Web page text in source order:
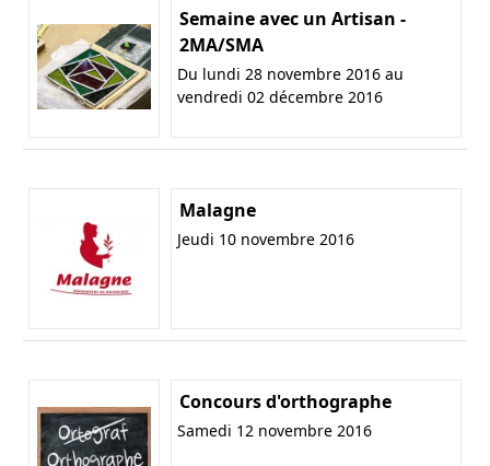
Semaine avec un Artisan -
2MA/SMA
Du lundi 28 novembre 2016 au
vendredi 02 décembre 2016
Malagne
Jeudi 10 novembre 2016
Concours d'orthographe
Samedi 12 novembre 2016